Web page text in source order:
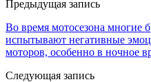
Предыдущая запись
Во время мотосезона многие
испытывают негативные
моторов, особенно в ночное
Следующая запись